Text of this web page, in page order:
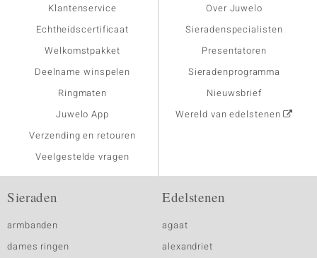
Klantenservice
Echtheidscertificaat
Welkomstpakket
Deelname winspelen
Ringmaten
Juwelo App
Verzending en retouren
Veelgestelde vragen
Over Juwelo
Sieradenspecialisten
Presentatoren
Sieradenprogramma
Nieuwsbrief
Wereld van edelstenen
Sieraden
armbanden
dames ringen
Edelstenen
agaat
alexandriet